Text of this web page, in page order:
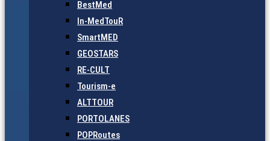
BestMed
In-MedTouR
SmartMED
GEOSTARS
RE-CULT
Tourism-e
ALTTOUR
PORTOLANES
POPRoutes